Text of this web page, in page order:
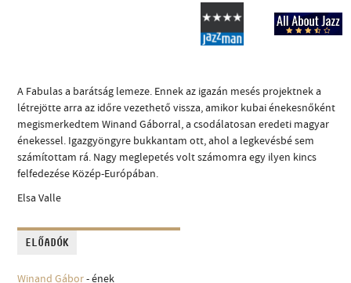
A Fabulas a barátság lemeze. Ennek az igazán mesés projektnek a
létrejötte arra az időre vezethető vissza, amikor kubai énekesnőként
megismerkedtem Winand Gáborral, a csodálatosan eredeti magyar
énekessel. Igazgyöngyre bukkantam ott, ahol a legkevésbé sem
számítottam rá. Nagy meglepetés volt számomra egy ilyen kincs
felfedezése Közép-Európában.
Elsa Valle
ELŐADÓK
Winand Gábor- ének